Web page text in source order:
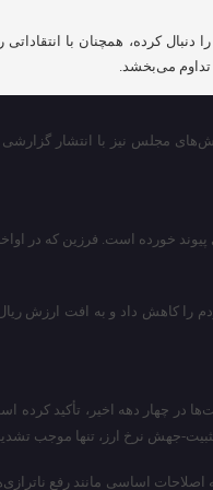
کرده، همچنان با
تداوم می‌بخشد.
مجلس نیز با انتشار
کاهش داد و به افت ارزش
دهه اخیر، تأکید کرده
جهش نرخ ارز، تنها موجب
اساسی مانند رفع